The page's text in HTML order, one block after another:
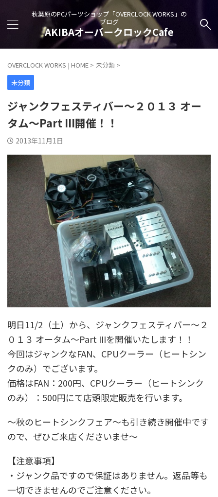
秋葉原のPCパーツショップ「OVERCLOCK WORKS」の
ブログ
AKIBAオーバークロックCafe
OVERCLOCK WORKS | HOME > 未分類 >
未分類
ジャンクフェスティバー～２０１３ オー
タム～Part III開催！！
2013年11月1日
明日11/2（土）から、ジャンクフェスティバー～２
０１３ オータム～Part IIIを開催いたします！！
今回はジャンクなFAN、CPUクーラー（ヒートシン
クのみ）でございます。
価格はFAN：200円、CPUクーラー（ヒートシンク
のみ）：500円にて店頭限定販売を行います。
～秋のヒートシンクフェア～も引き続き開催中です
ので、ぜひご来店くださいませ～
【注意事項】
・ジャンク品ですので保証はありません。返品等も
一切できませんのでご注意ください。